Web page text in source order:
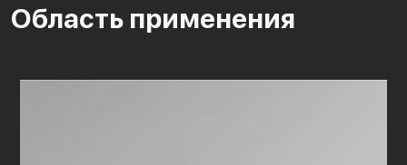
Область применения